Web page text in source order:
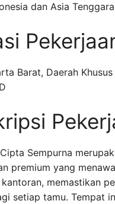
dan Asia
Barat, Daerah
Sempurna
premium yang
memastikan
setiap tamu. Tempat